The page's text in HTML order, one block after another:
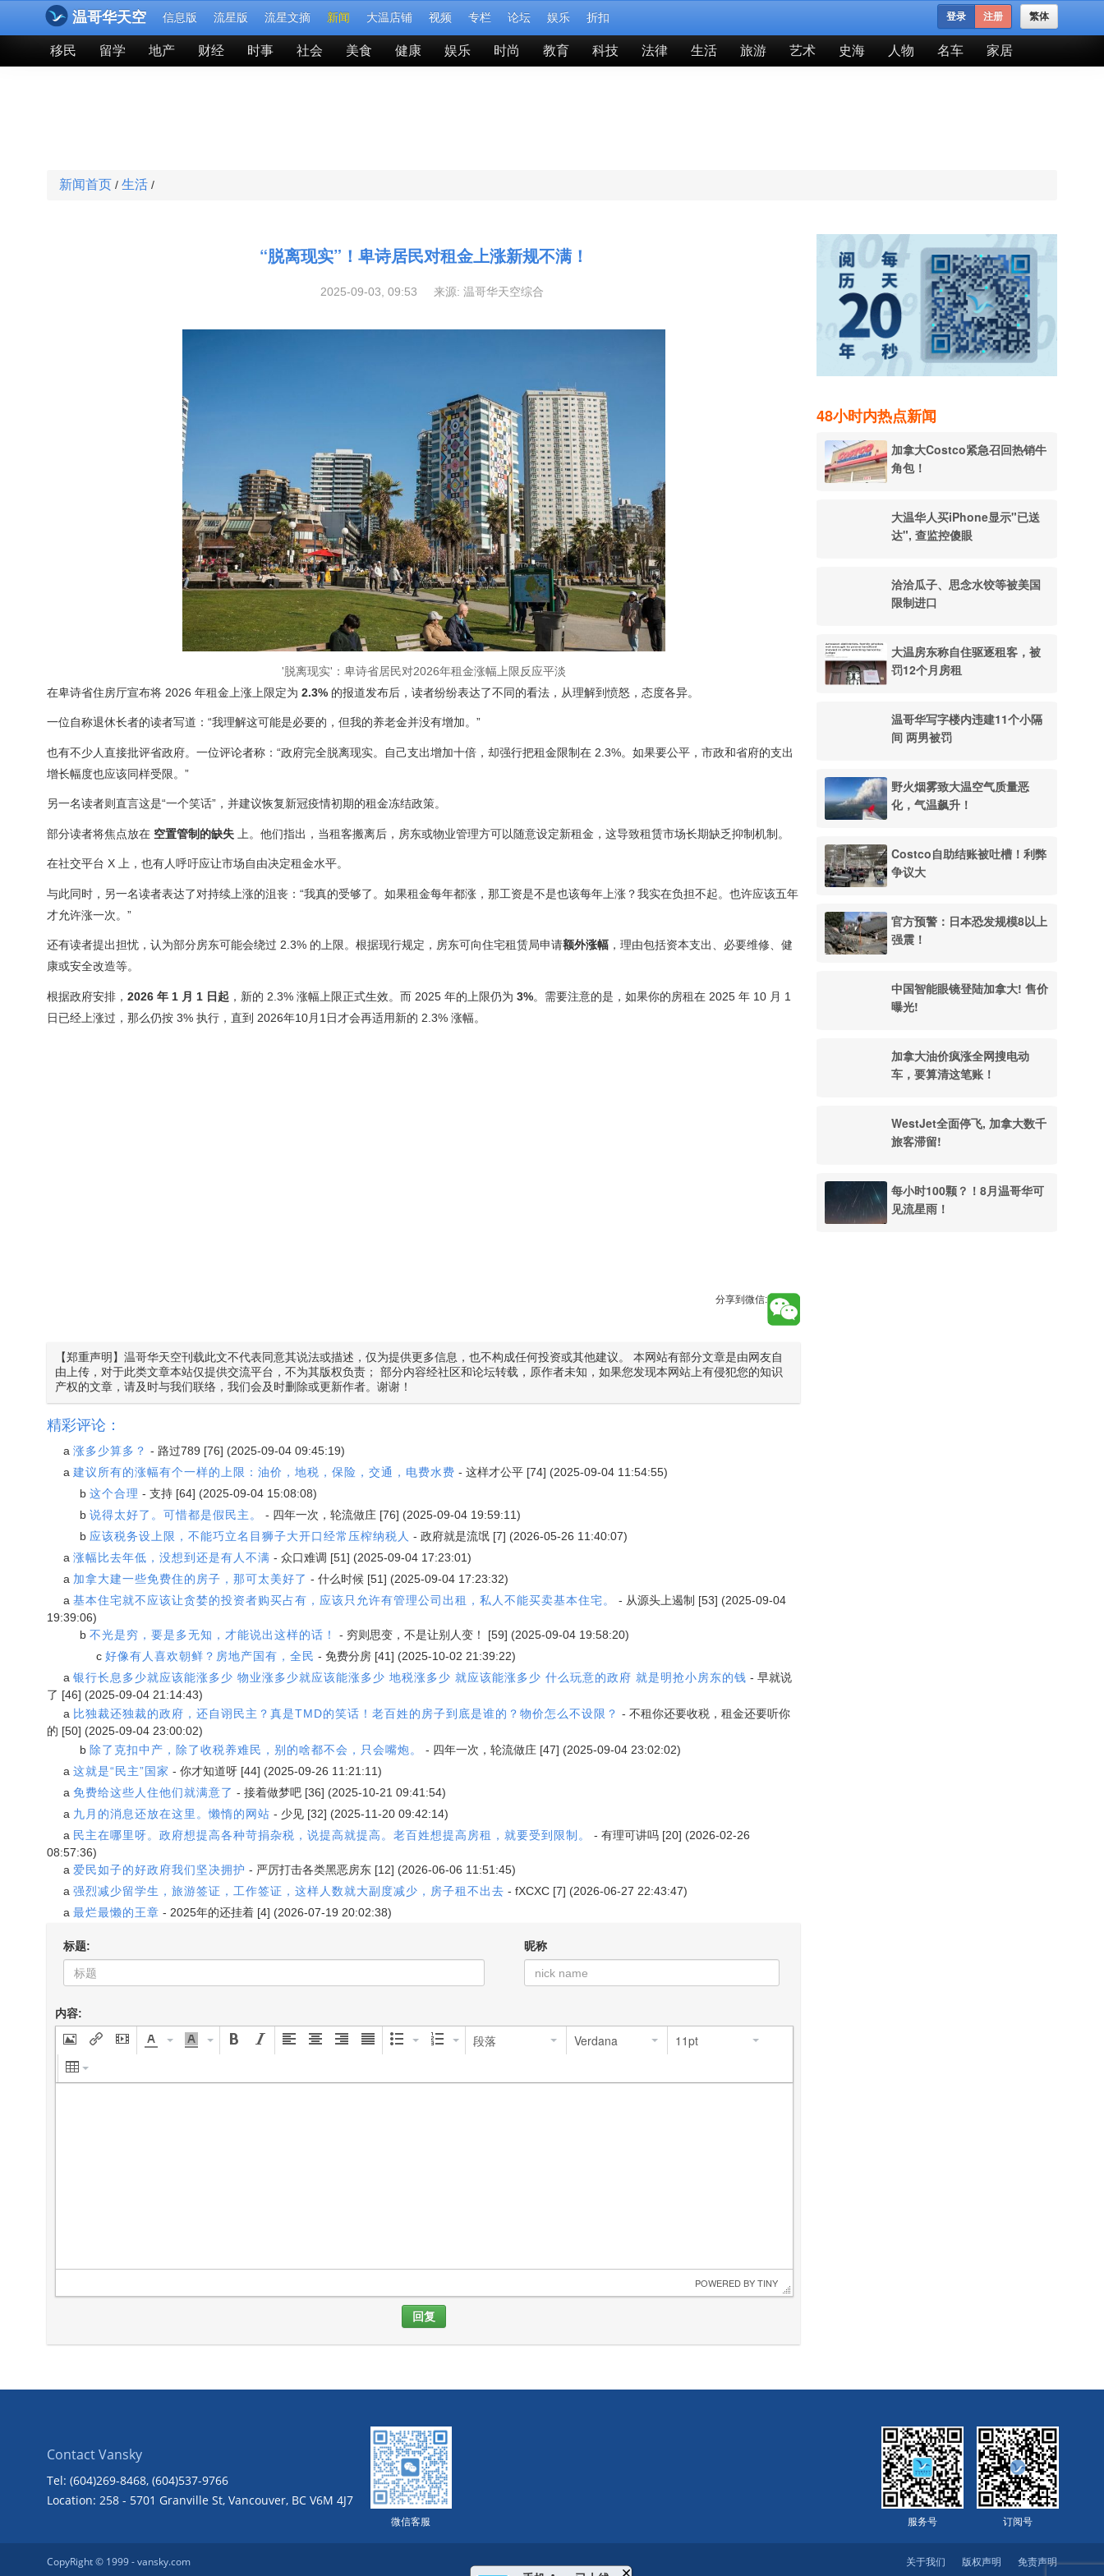
温哥华天空 信息版 流星版 流星文摘 新闻 大温店铺 视频 专栏 论坛 娱乐 折扣 繁体
登录 注册
移民 留学 地产 财经 时事 社会 美食 健康 娱乐 时尚 教育 科技 法律 生活 旅游 艺术 史海 人物 名车 家居
新闻首页 / 生活 /
“脱离现实”！卑诗居民对租金上涨新规不满！
2025-09-03, 09:53 来源: 温哥华天空综合
'脱离现实'：卑诗省居民对2026年租金涨幅上限反应平淡
在卑诗省住房厅宣布将 2026 年租金上涨上限定为 2.3% 的报道发布后，读者纷纷表达了不同的看法，从理解到愤怒，态度各异。
一位自称退休长者的读者写道：“我理解这可能是必要的，但我的养老金并没有增加。”
也有不少人直接批评省政府。一位评论者称：“政府完全脱离现实。自己支出增加十倍，却强行把租金限制在 2.3%。如果要公平，市政和省府的支出
增长幅度也应该同样受限。”
另一名读者则直言这是“一个笑话”，并建议恢复新冠疫情初期的租金冻结政策。
部分读者将焦点放在 空置管制的缺失 上。他们指出，当租客搬离后，房东或物业管理方可以随意设定新租金，这导致租赁市场长期缺乏抑制机制。
在社交平台 X 上，也有人呼吁应让市场自由决定租金水平。
与此同时，另一名读者表达了对持续上涨的沮丧：“我真的受够了。如果租金每年都涨，那工资是不是也该每年上涨？我实在负担不起。也许应该五年
才允许涨一次。”
还有读者提出担忧，认为部分房东可能会绕过 2.3% 的上限。根据现行规定，房东可向住宅租赁局申请额外涨幅 ，理由包括资本支出、必要维修、健
康或安全改造等。
根据政府安排， 2026 年 1 月 1 日起 ，新的 2.3% 涨幅上限正式生效。而 2025 年的上限仍为 3%。需要注意的是，如果你的房租在 2025 年 10 月 1
日已经上涨过，那么仍按 3% 执行，直到 2026年10月1日才会再适用新的 2.3% 涨幅。
分享到微信:
【郑重声明】温哥华天空刊载此文不代表同意其说法或描述，仅为提供更多信息，也不构成任何投资或其他建议。 本网站有部分文章是由网友自
由上传，对于此类文章本站仅提供交流平台，不为其版权负责； 部分内容经社区和论坛转载，原作者未知，如果您发现本网站上有侵犯您的知识
产权的文章，请及时与我们联络，我们会及时删除或更新作者。谢谢！
精彩评论：
a 涨多少算多？ - 路过789 [76] (2025-09-04 09:45:19)
a 建议所有的涨幅有个一样的上限：油价，地税，保险，交通，电费水费 - 这样才公平 [74] (2025-09-04 11:54:55)
b 这个合理 - 支持 [64] (2025-09-04 15:08:08)
b 说得太好了。可惜都是假民主。 - 四年一次，轮流做庄 [76] (2025-09-04 19:59:11)
b 应该税务设上限，不能巧立名目狮子大开口经常压榨纳税人 - 政府就是流氓 [7] (2026-05-26 11:40:07)
a 涨幅比去年低，没想到还是有人不满 - 众口难调 [51] (2025-09-04 17:23:01)
a 加拿大建一些免费住的房子，那可太美好了 - 什么时候 [51] (2025-09-04 17:23:32)
a 基本住宅就不应该让贪婪的投资者购买占有，应该只允许有管理公司出租，私人不能买卖基本住宅。 - 从源头上遏制 [53] (2025-09-04
19:39:06)
b 不光是穷，要是多无知，才能说出这样的话！ - 穷则思变，不是让别人变！
[59] (2025-09-04 19:58:20)
c 好像有人喜欢朝鲜？房地产国有，全民 - 免费分房 [41] (2025-10-02 21:39:22)
a 银行长息多少就应该能涨多少 物业涨多少就应该能涨多少 地税涨多少 就应该能涨多少 什么玩意的政府 就是明抢小房东的钱 - 早就说
了 [46] (2025-09-04 21:14:43)
a 比独裁还独裁的政府，还自诩民主？真是TMD的笑话！老百姓的房子到底是谁的？物价怎么不设限？ - 不租你还要收税，租金还要听你
的 [50] (2025-09-04 23:00:02)
b 除了克扣中产，除了收税养难民，别的啥都不会，只会嘴炮。 - 四年一次，轮流做庄 [47] (2025-09-04 23:02:02)
a 这就是“民主”国家 - 你才知道呀 [44] (2025-09-26 11:21:11)
a 免费给这些人住他们就满意了 - 接着做梦吧 [36] (2025-10-21 09:41:54)
a 九月的消息还放在这里。懒惰的网站 - 少见 [32] (2025-11-20 09:42:14)
a 民主在哪里呀。政府想提高各种苛捐杂税，说提高就提高。老百姓想提高房租，就要受到限制。 - 有理可讲吗 [20] (2026-02-26
08:57:36)
a 爱民如子的好政府我们坚决拥护 - 严厉打击各类黑恶房东 [12] (2026-06-06 11:51:45)
a 强烈减少留学生，旅游签证，工作签证，这样人数就大副度减少，房子租不出去 - fXCXC [7] (2026-06-27 22:43:47)
a 最烂最懒的王章 - 2025年的还挂着 [4] (2026-07-19 20:02:38)
标题: 昵称
内容:
段落 Verdana 11pt
POWERED BY TINY
回复
48小时内热点新闻
加拿大Costco紧急召回热销牛
角包！
大温华人买iPhone显示"已送
达", 查监控傻眼
洽洽瓜子、思念水饺等被美国
限制进口
大温房东称自住驱逐租客，被
罚12个月房租
温哥华写字楼内违建11个小隔
间 两男被罚
野火烟雾致大温空气质量恶
化，气温飙升！
Costco自助结账被吐槽！利弊
争议大
官方预警：日本恐发规模8以上
强震！
中国智能眼镜登陆加拿大! 售价
曝光!
加拿大油价疯涨全网搜电动
车，要算清这笔账！
WestJet全面停飞, 加拿大数千
旅客滞留!
每小时100颗？！8月温哥华可
见流星雨！
Contact Vansky
Tel: (604)269-8468, (604)537-9766
Location: 258 - 5701 Granville St, Vancouver, BC V6M 4J7
微信客服 订阅号
服务号
CopyRight © 1999 -vansky.com 免责声明
版权声明
关于我们